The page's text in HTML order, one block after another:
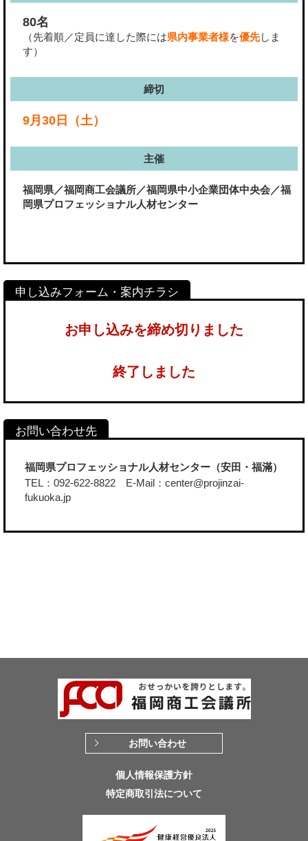
80名
（先着順／定員に達した際には県内事業者様を優先しま
す）
締切
9月30日（土）
主催
福岡県／福岡商工会議所／福岡県中小企業団体中央会／福
岡県プロフェッショナル人材センター
お申し込みを締め切りました
終了しました
福岡県プロフェッショナル人材センター（安田・福滿）
TEL：092-622-8822 E-Mail：center@projinzai-
fukuoka.jp
お問い合わせ
個人情報保護方針
特定商取引法について